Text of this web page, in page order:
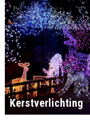
Kerstverlichting